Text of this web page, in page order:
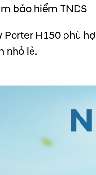
bảo hiểm TNDS
Porter H150 phù
nhỏ lẻ.